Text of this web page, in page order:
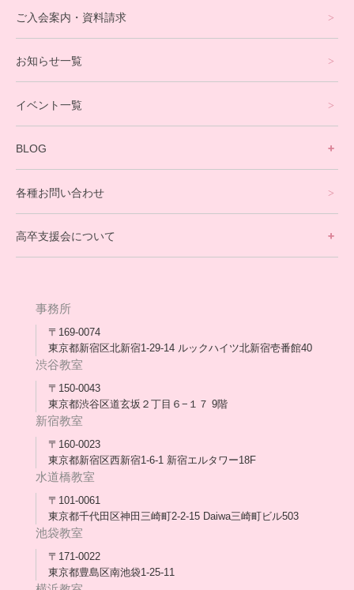
eスポーツコース
就労支援コース
英会話・海外留学コース
寮生活サポート
卒業生の今
[家庭訪問カウンセリング]
ご入会案内・資料請求
お知らせ一覧
イベント一覧
BLOG
保護者交流だより一覧
会長コラム一覧
各種お問い合わせ
高卒支援会について
メディア出演
スタッフ紹介
合格・進路実績
協力団体
理事長・会長あいさつ
保護者会
採用情報
事務所
〒169-0074
東京都新宿区北新宿1-29-14 ルックハイツ北新宿壱番館40
渋谷教室
〒150-0043
東京都渋谷区道玄坂２丁目６−１７ 9階
新宿教室
〒160-0023
東京都新宿区西新宿1-6-1 新宿エルタワー18F
水道橋教室
〒101-0061
東京都千代田区神田三崎町2-2-15 Daiwa三崎町ビル503
池袋教室
〒171-0022
東京都豊島区南池袋1-25-11